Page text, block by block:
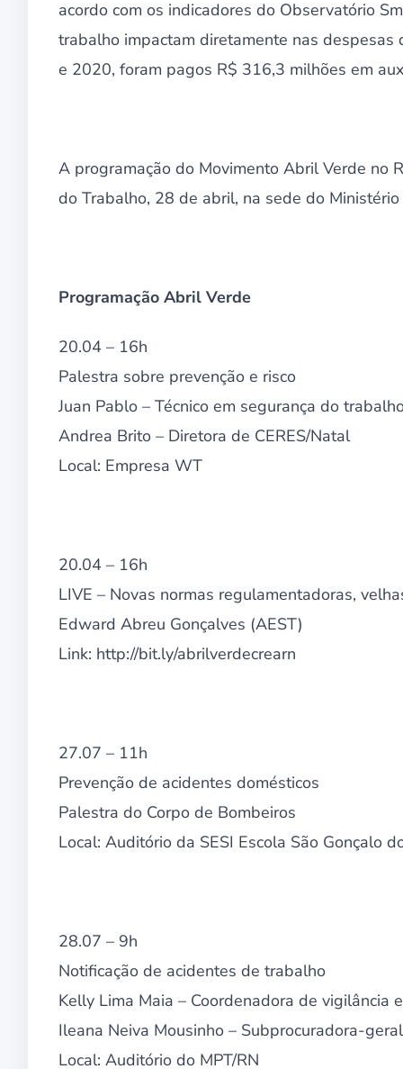
acordo com os indicadores do Observatório
trabalho impactam diretamente nas
e 2020, foram pagos R$ 316,3 milhões em
A programação do Movimento Abril Verde no
do Trabalho, 28 de abril, na sede do
Programação Abril Verde
20.04 – 16h
Palestra sobre prevenção e risco
Juan Pablo – Técnico em segurança do
Andrea Brito – Diretora de CERES/Natal
Local: Empresa WT
20.04 – 16h
LIVE – Novas normas regulamentadoras,
Edward Abreu Gonçalves (AEST)
Link: http://bit.ly/abrilverdecrearn
27.07 – 11h
Prevenção de acidentes domésticos
Palestra do Corpo de Bombeiros
Local: Auditório da SESI Escola São Gonçalo
28.07 – 9h
Notificação de acidentes de trabalho
Kelly Lima Maia – Coordenadora de vigilância
Ileana Neiva Mousinho – Subprocuradora-
Local: Auditório do MPT/RN